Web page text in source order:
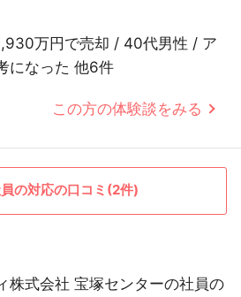
万円で売却 / 40代男性 / ア
になった 他6件
この方の体験談をみる
の対応の口コミ(2件)
株式会社 宝塚センターの社員の